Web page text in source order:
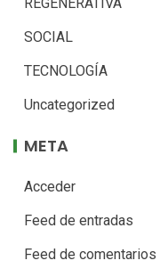
SOCIAL
TECNOLOGÍA
Uncategorized
META
Acceder
Feed de entradas
Feed de comentarios